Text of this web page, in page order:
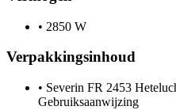
• 2850 W
Verpakkingsinhoud
• Severin FR 2453
Gebruiksaanwijzing